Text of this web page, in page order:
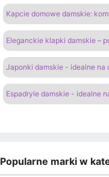
Kapcie domowe damskie:
Eleganckie klapki damskie –
Japonki damskie - idealne na
Espadryle damskie - idealne
Popularne marki w